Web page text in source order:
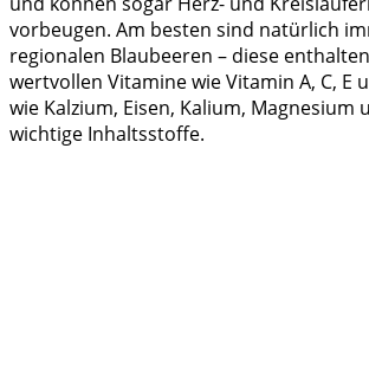
vorbeugen. Am besten sind natürlich
regionalen Blaubeeren – diese
wertvollen Vitamine wie Vitamin A, C, E
wie Kalzium, Eisen, Kalium, Magnesium
wichtige Inhaltsstoffe.